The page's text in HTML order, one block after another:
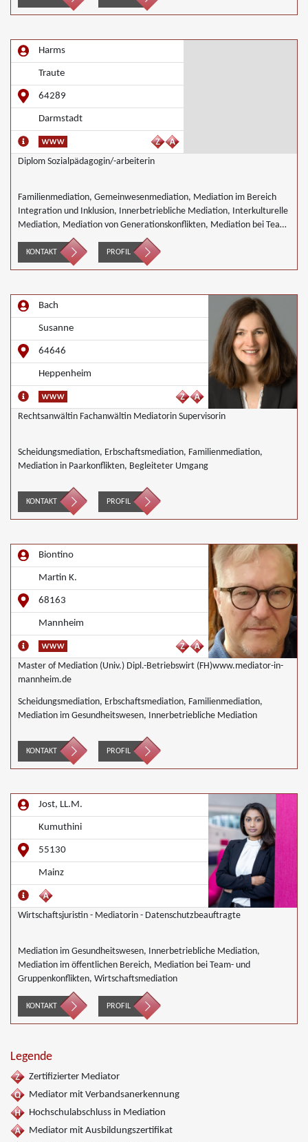
Harms
Traute
64289
Darmstadt
Diplom Sozialpädagogin/-arbeiterin
Familienmediation, Gemeinwesenmediation, Mediation im Bereich
Integration und Inklusion, Innerbetriebliche Mediation, Interkulturelle
Mediation, Mediation von Generationskonflikten, Mediation bei Team-
und Gruppenkonflikten, Nachbarschaftsmediation, Schulmediation,
Wirtschaftsmediation
KONTAKT PROFIL
Bach
Susanne
64646
Heppenheim
Rechtsanwältin Fachanwältin Mediatorin Supervisorin
Scheidungsmediation, Erbschaftsmediation, Familienmediation,
Mediation in Paarkonflikten, Begleiteter Umgang
KONTAKT PROFIL
Biontino
Martin K.
68163
Mannheim
Master of Mediation (Univ.) Dipl.-Betriebswirt (FH)www.mediator-in-
mannheim.de
Scheidungsmediation, Erbschaftsmediation, Familienmediation,
Mediation im Gesundheitswesen, Innerbetriebliche Mediation
KONTAKT PROFIL
Jost, LL.M.
Kumuthini
55130
Mainz
Wirtschaftsjuristin - Mediatorin - Datenschutzbeauftragte
Mediation im Gesundheitswesen, Innerbetriebliche Mediation,
Mediation im öffentlichen Bereich, Mediation bei Team- und
Gruppenkonflikten, Wirtschaftsmediation
KONTAKT PROFIL
Legende
Zertifizierter Mediator
Mediator mit Verbandsanerkennung
Hochschulabschluss in Mediation
Mediator mit Ausbildungszertifikat